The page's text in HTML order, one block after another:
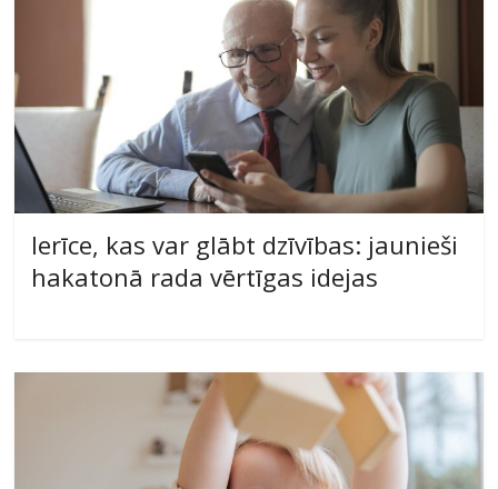
Ierīce, kas var glābt dzīvības: jaunieši
hakatonā rada vērtīgas idejas